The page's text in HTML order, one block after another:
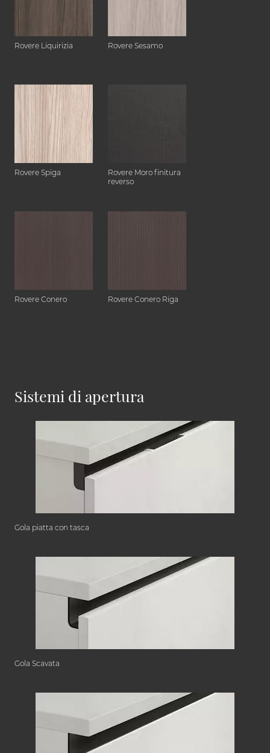
Rovere Liquirizia Rovere Sesamo
Rovere Spiga
Rovere Moro finitura
reverso
Rovere Conero Rovere Conero Riga
Sistemi di apertura
Gola piatta con tasca
Gola Scavata